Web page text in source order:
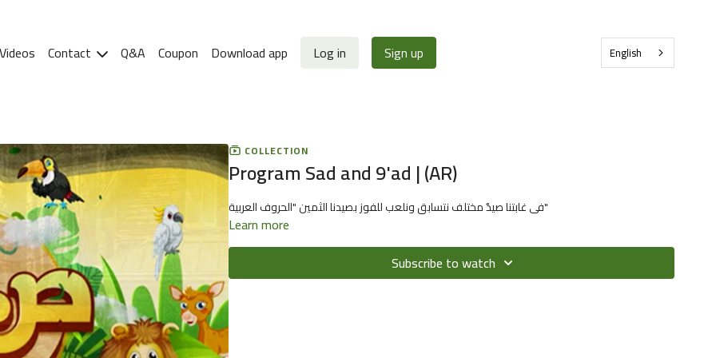
Contact Q&A Coupon Download app Log in Sign up English
COLLECTION
Program Sad and 9'ad | (AR)
في غابتنا صيدٌ مختلف نتسابق ونلعب للفوز بصيدنا الثمين "الحروف العربية"
Learn more
Subscribe to watch